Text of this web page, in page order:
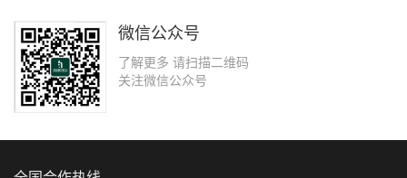
微信公众号
了解更多 请扫描二维码
关注微信公众号